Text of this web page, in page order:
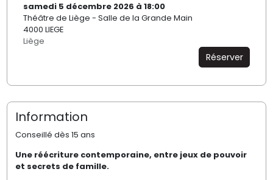
samedi 5 décembre 2026 à 18:00
Théâtre de Liège - Salle de la Grande Main
4000 LIEGE
Liège
Réserver
Information
Conseillé dès 15 ans
Une réécriture contemporaine, entre jeux de pouvoir
et secrets de famille.